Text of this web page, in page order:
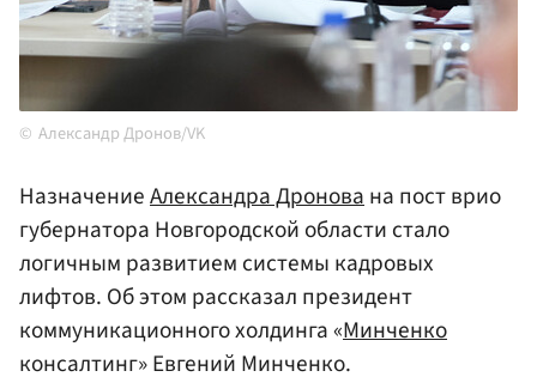
Александр Дронов/VK
НазначениеАлександра Дронована пост врио
губернатора Новгородской области стало
логичным развитием системы кадровых
лифтов. Об этом рассказал президент
коммуникационного холдинга «Минченко
консалтинг» Евгений Минченко.